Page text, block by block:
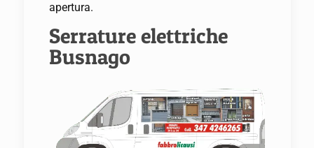
apertura.
Serrature elettriche
Busnago